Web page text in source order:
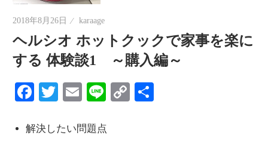
役
に
立
た
い
報
2018年8月26日 karaage
ヘルシオ ホットクックで家事を楽に
する 体験談1 ～購入編～
Facebook
Twitter
EmailLineCopy
解決したい問題点